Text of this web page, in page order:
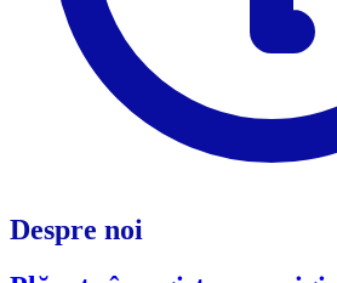
Despre noi